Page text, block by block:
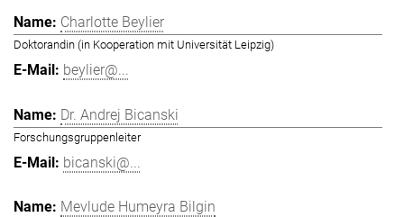
Charlotte Beylier
Doktorandin (in Kooperation mit Universität Leipzig)
beylier@...
Dr. Andrej Bicanski
Forschungsgruppenleiter
bicanski@...
Mevlude Humeyra Bilgin